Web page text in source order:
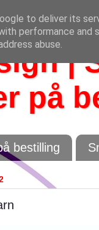
|
på
bestilling
to deliver its
performance
abuse.